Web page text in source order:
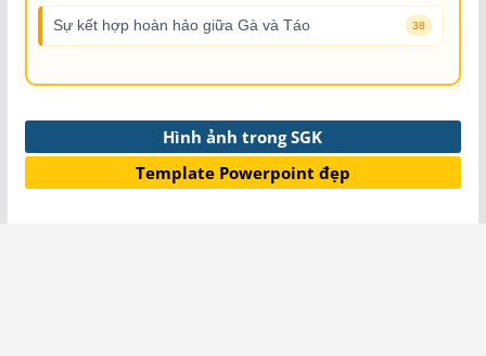
Sự kết hợp hoàn hảo giữa Gà và Táo 38
Hình ảnh trong SGK
Template Powerpoint đẹp